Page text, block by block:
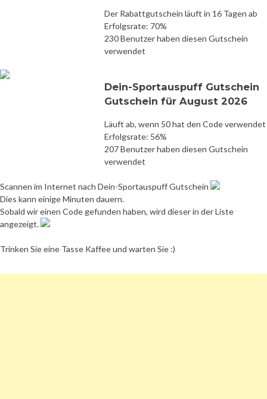
Der Rabattgutschein läuft in 16 Tagen ab
Erfolgsrate: 70%
230 Benutzer haben diesen Gutschein
verwendet
Dein-Sportauspuff Gutschein
Gutschein für August 2026
Läuft ab, wenn 50 hat den Code verwendet
Erfolgsrate: 56%
207 Benutzer haben diesen Gutschein
verwendet
Scannen im Internet nach Dein-Sportauspuff Gutschein
Dies kann einige Minuten dauern.
Sobald wir einen Code gefunden haben, wird dieser in der Liste
angezeigt.
Trinken Sie eine Tasse Kaffee und warten Sie :)